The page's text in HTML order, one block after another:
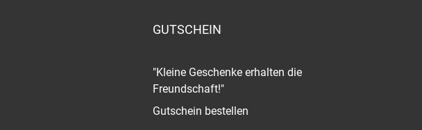
GUTSCHEIN
"Kleine Geschenke erhalten die
Freundschaft!"
Gutschein bestellen